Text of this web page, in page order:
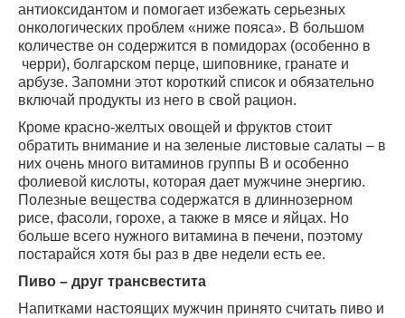
антиоксидантом и помогает избежать серьезных
онкологических проблем «ниже пояса». В большом
количестве он содержится в помидорах (особенно в
черри), болгарском перце, шиповнике, гранате и
арбузе. Запомни этот короткий список и обязательно
включай продукты из него в свой рацион.
Кроме красно-желтых овощей и фруктов стоит
обратить внимание и на зеленые листовые салаты – в
них очень много витаминов группы В и особенно
фолиевой кислоты, которая дает мужчине энергию.
Полезные вещества содержатся в длиннозерном
рисе, фасоли, горохе, а также в мясе и яйцах. Но
больше всего нужного витамина в печени, поэтому
постарайся хотя бы раз в две недели есть ее.
Пиво – друг трансвестита
Напитками настоящих мужчин принято считать пиво и